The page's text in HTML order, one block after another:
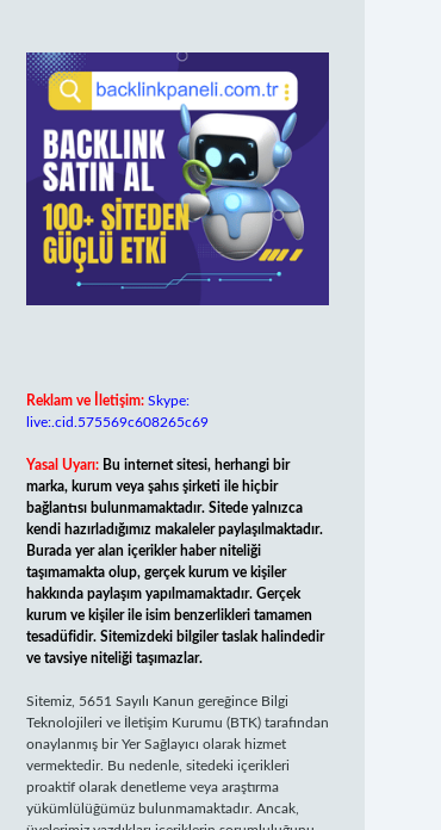
Reklam ve İletişim: Skype:
live:.cid.575569c608265c69
Yasal Uyarı: Bu internet sitesi, herhangi bir
marka, kurum veya şahıs şirketi ile hiçbir
bağlantısı bulunmamaktadır. Sitede yalnızca
kendi hazırladığımız makaleler paylaşılmaktadır.
Burada yer alan içerikler haber niteliği
taşımamakta olup, gerçek kurum ve kişiler
hakkında paylaşım yapılmamaktadır. Gerçek
kurum ve kişiler ile isim benzerlikleri tamamen
tesadüfidir. Sitemizdeki bilgiler taslak halindedir
ve tavsiye niteliği taşımazlar.
Sitemiz, 5651 Sayılı Kanun gereğince Bilgi
Teknolojileri ve İletişim Kurumu (BTK) tarafından
onaylanmış bir Yer Sağlayıcı olarak hizmet
vermektedir. Bu nedenle, sitedeki içerikleri
proaktif olarak denetleme veya araştırma
yükümlülüğümüz bulunmamaktadır. Ancak,